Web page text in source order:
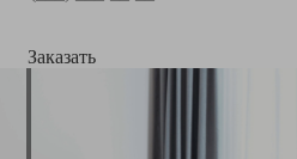
Заказать